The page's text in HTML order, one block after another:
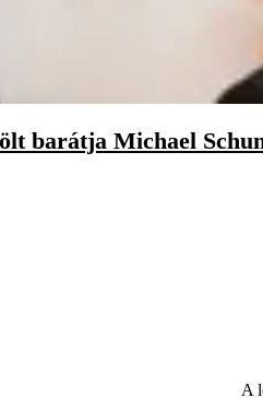
barátja Michael
A